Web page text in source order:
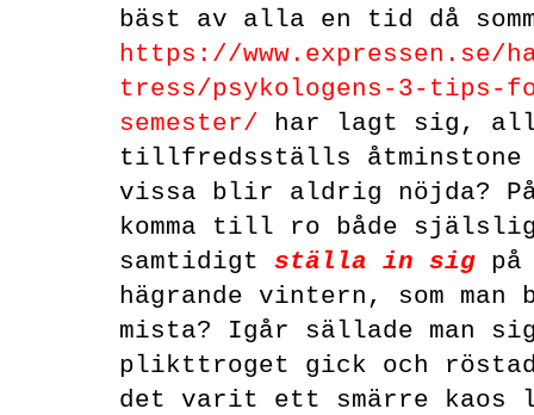
bäst av alla en tid då
https://www.expressen.se/
tress/psykologens-3-
semester/ har lagt sig,
tillfredsställs åtminstone
vissa blir aldrig nöjda? På
komma till ro både
samtidigt ställa in sig på
hägrande vintern, som man
mista? Igår sällade man
plikttroget gick och
det varit ett smärre